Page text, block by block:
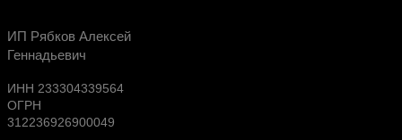
Будь в курсе выгодных предложений,
новых поступлений на склад
ИП Рябков Алексей
Геннадьевич
ИНН 233304339564
ОГРН
312236926900049